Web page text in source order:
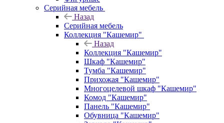
Серийная мебель
Назад
Серийная мебель
Коллекция "Кашемир"
Назад
Коллекция "Кашемир"
Шкаф "Кашемир"
Тумба "Кашемир"
Прихожая "Кашемир"
Многоцелевой шкаф "Кашемир"
Комод "Кашемир"
Панель "Кашемир"
Обувница "Кашемир"